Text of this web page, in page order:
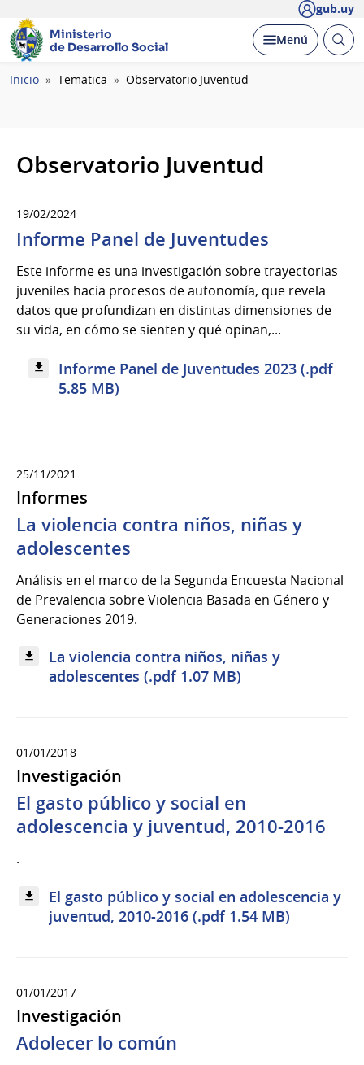
gub.uy
Ministerio
de Desarrollo Social
Desplegar
Menú Abrir
Ruta
Inicio Tematica Observatorio Juventud
Observatorio Juventud
19/02/2024
Informe Panel de Juventudes
Este informe es una investigación sobre trayectorias
juveniles hacia procesos de autonomía, que revela
datos que profundizan en distintas dimensiones de
su vida, en cómo se sienten y qué opinan,...
Informe Panel de Juventudes 2023 (.pdf
5.85 MB)
25/11/2021
Informes
La violencia contra niños, niñas y
adolescentes
Análisis en el marco de la Segunda Encuesta Nacional
de Prevalencia sobre Violencia Basada en Género y
Generaciones 2019.
La violencia contra niños, niñas y
adolescentes (.pdf 1.07 MB)
01/01/2018
Investigación
El gasto público y social en
adolescencia y juventud, 2010-2016
.
El gasto público y social en adolescencia y
juventud, 2010-2016 (.pdf 1.54 MB)
01/01/2017
Investigación
Adolecer lo común